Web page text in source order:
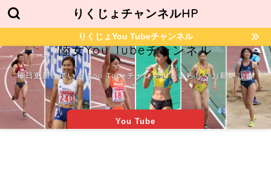
りくじょチャンネルHP
りくじょYou Tubeチャンネル
陸女You Tubeチャンネル
毎日更新している You Tubeチャンネルもよろしくお願いしま
す
You Tube